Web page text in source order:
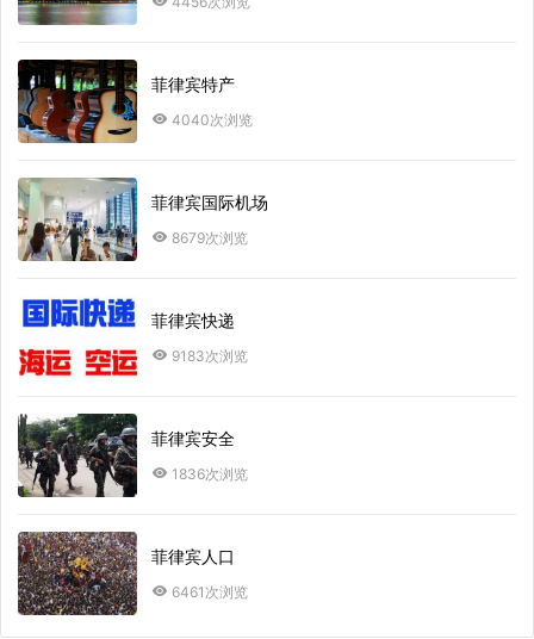
菲律宾特产
4040次浏览
菲律宾国际机场
8679次浏览
菲律宾快递
9183次浏览
菲律宾安全
1836次浏览
菲律宾人口
6461次浏览